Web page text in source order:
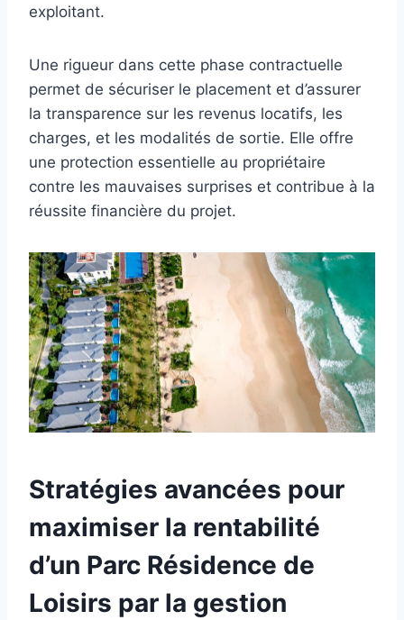
exploitant.
Une rigueur dans cette phase contractuelle
permet de sécuriser le placement et d’assurer
la transparence sur les revenus locatifs, les
charges, et les modalités de sortie. Elle offre
une protection essentielle au propriétaire
contre les mauvaises surprises et contribue à la
réussite financière du projet.
Stratégies avancées pour
maximiser la rentabilité
d’un Parc Résidence de
Loisirs par la gestion